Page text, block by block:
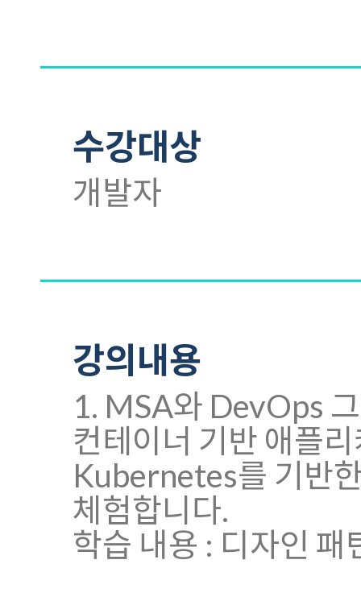
수강대상
개발자
강의내용
1. MSA와 DevOps
컨테이너 기반 애플
Kubernetes를 기반
체험합니다.
학습 내용 : 디자인